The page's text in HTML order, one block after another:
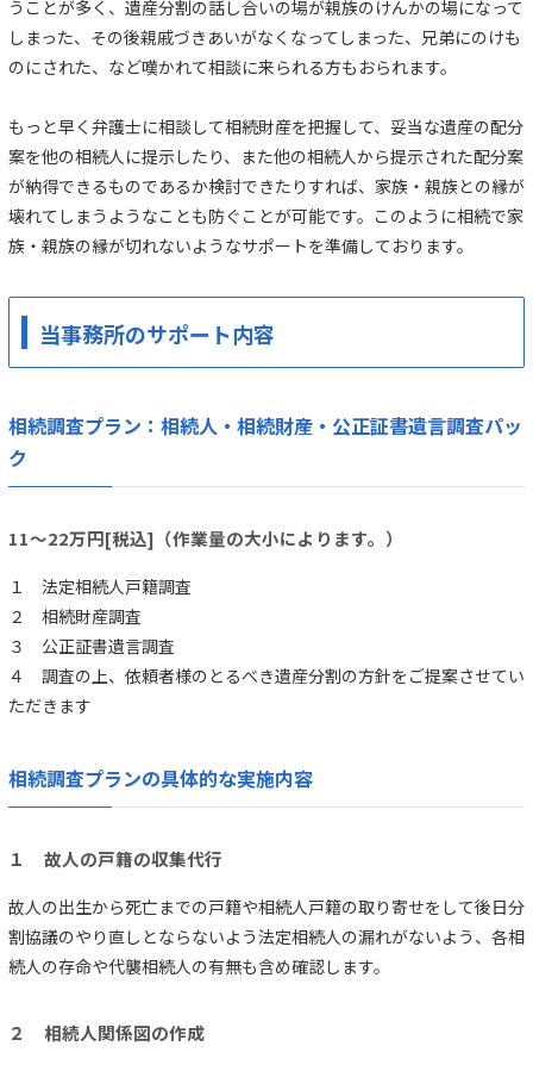
うことが多く、遺産分割の話し合いの場が親族のけんかの場になって
しまった、その後親戚づきあいがなくなってしまった、兄弟にのけも
のにされた、など嘆かれて相談に来られる方もおられます。
もっと早く弁護士に相談して相続財産を把握して、妥当な遺産の配分
案を他の相続人に提示したり、また他の相続人から提示された配分案
が納得できるものであるか検討できたりすれば、家族・親族との縁が
壊れてしまうようなことも防ぐことが可能です。このように相続で家
族・親族の縁が切れないようなサポートを準備しております。
当事務所のサポート内容
相続調査プラン：相続人・相続財産・公正証書遺言調査パッ
ク
11～22万円[税込]（作業量の大小によります。）
１ 法定相続人戸籍調査
２ 相続財産調査
３ 公正証書遺言調査
４ 調査の上、依頼者様のとるべき遺産分割の方針をご提案させてい
ただきます
相続調査プランの具体的な実施内容
１ 故人の戸籍の収集代行
故人の出生から死亡までの戸籍や相続人戸籍の取り寄せをして後日分
割協議のやり直しとならないよう法定相続人の漏れがないよう、各相
続人の存命や代襲相続人の有無も含め確認します。
２ 相続人関係図の作成